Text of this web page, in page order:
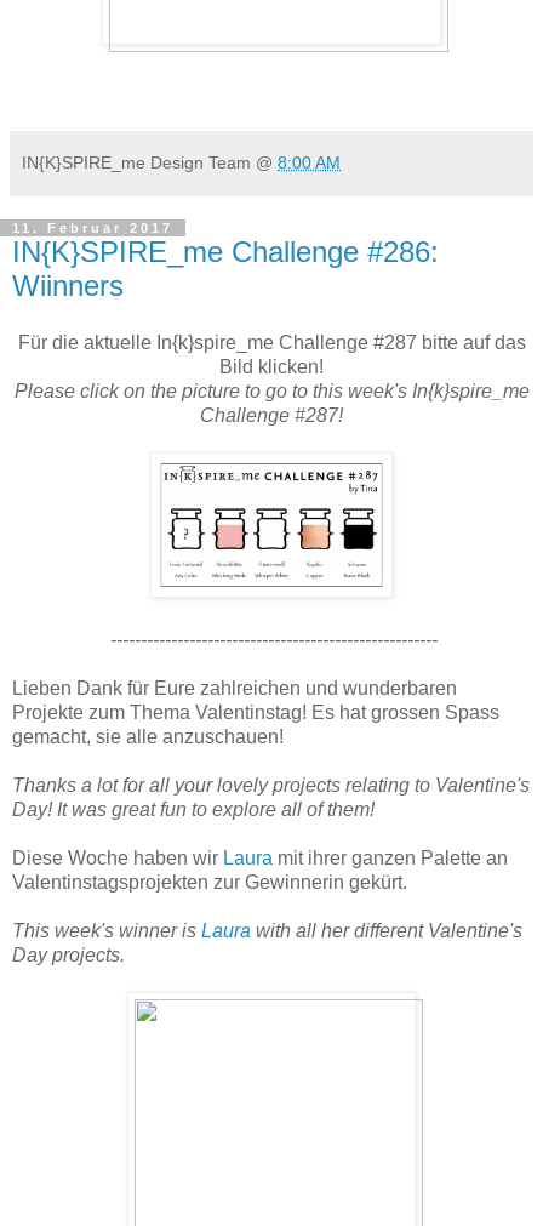
IN{K}SPIRE_me Design Team @ 8:00 AM
11. Februar 2017
IN{K}SPIRE_me Challenge #286:
Wiinners
Für die aktuelle In{k}spire_me Challenge #287 bitte auf das
Bild klicken!
Please click on the picture to go to this week's In{k}spire_me
Challenge #287!
------------------------------------------------------
Lieben Dank für Eure zahlreichen und wunderbaren
Projekte zum Thema Valentinstag! Es hat grossen Spass
gemacht, sie alle anzuschauen!
Thanks a lot for all your lovely projects relating to Valentine's
Day! It was great fun to explore all of them!
Diese Woche haben wir Laura mit ihrer ganzen Palette an
Valentinstagsprojekten zur Gewinnerin gekürt.
This week's winner is Laura with all her different Valentine's
Day projects.